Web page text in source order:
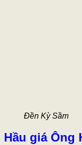
Đền Kỳ Sầm
Hầu giá Ông